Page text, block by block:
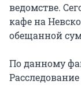
ведомстве.
кафе на
обещанной
По данному